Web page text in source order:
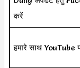
करें
हमारे साथ YouTube